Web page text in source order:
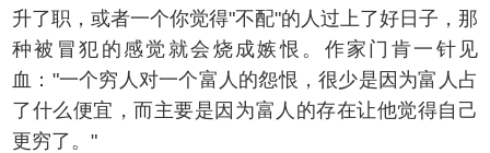
升了职，或者一个你觉得"不配"的人过上了好日子，那
种被冒犯的感觉就会烧成嫉恨。作家门肯一针见
血："一个穷人对一个富人的怨恨，很少是因为富人占
了什么便宜，而主要是因为富人的存在让他觉得自己
更穷了。"